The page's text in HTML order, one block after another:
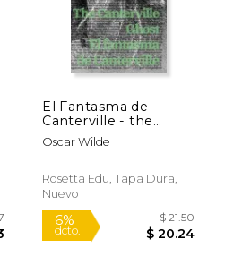
El Fantasma de
Canterville - the
Canterville Ghost
Oscar Wilde
Rosetta Edu, Tapa Dura,
Nuevo